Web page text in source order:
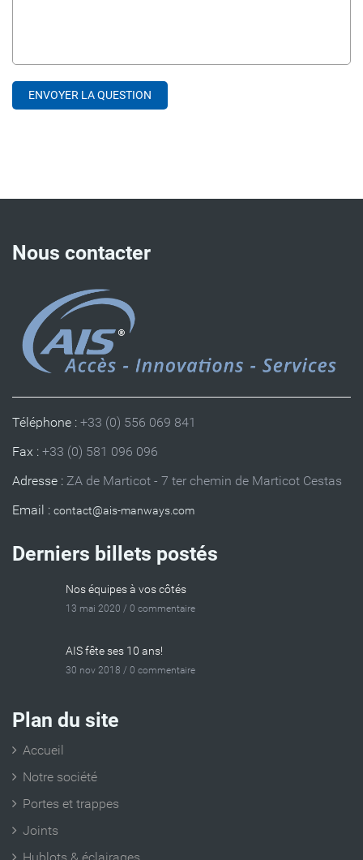
Nous contacter
Téléphone : +33 (0) 556 069 841
Fax : +33 (0) 581 096 096
Adresse : ZA de Marticot - 7 ter chemin de Marticot Cestas
Email :
Derniers billets postés
Nos équipes à vos côtés
13 mai 2020 / 0 commentaire
AIS fête ses 10 ans!
30 nov 2018 / 0 commentaire
Plan du site
Accueil
Notre société
Portes et trappes
Joints